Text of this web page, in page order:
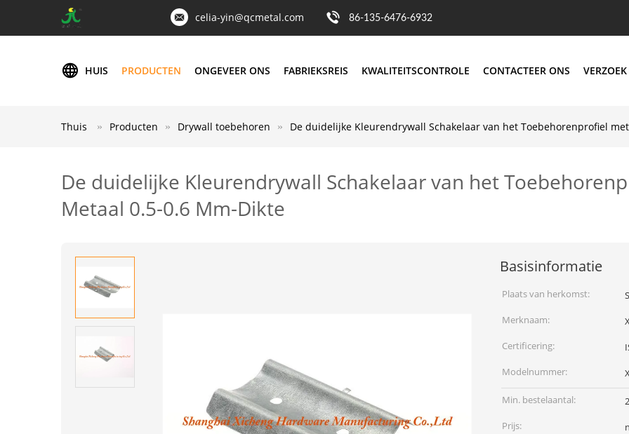
celia-yin@qcmetal.com 86-135-6476-6932
HUIS PRODUCTEN ONGEVEER ONS FABRIEKSREIS KWALITEITSCONTROLE CONTACTEER ONS
Thuis Producten Drywall toebehoren De duidelijke Kleurendrywall Schakelaar van het Toebehorenprofiel
De duidelijke Kleurendrywall Schakelaar van het
Metaal 0.5-0.6 Mm-Dikte
Basisinformatie
Plaats van herkomst:
Merknaam:
Certificering:
Modelnummer:
Min. bestelaantal:
Prijs: